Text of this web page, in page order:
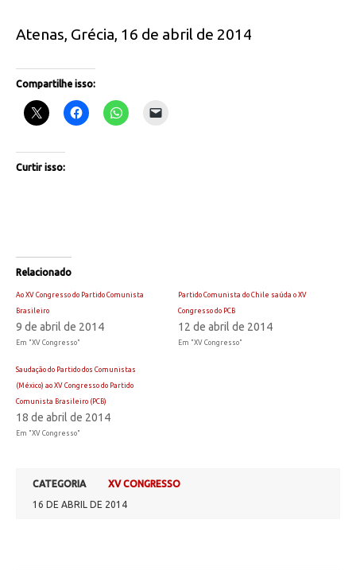
Atenas, Grécia, 16 de abril de 2014
Compartilhe isso:
Curtir isso:
Relacionado
Ao XV Congresso do Partido Comunista
Brasileiro
9 de abril de 2014
Em "XV Congresso"
Partido Comunista do Chile saúda o XV
Congresso do PCB
12 de abril de 2014
Em "XV Congresso"
Saudação do Partido dos Comunistas
(México) ao XV Congresso do Partido
Comunista Brasileiro (PCB)
18 de abril de 2014
Em "XV Congresso"
CATEGORIA
XV CONGRESSO
16 DE ABRIL DE 2014